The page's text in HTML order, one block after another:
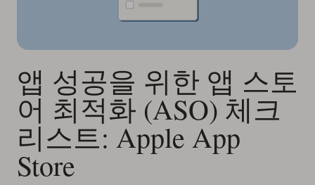
앱 성공을 위한 앱 스토
어 최적화 (ASO) 체크
리스트: Apple App
Store